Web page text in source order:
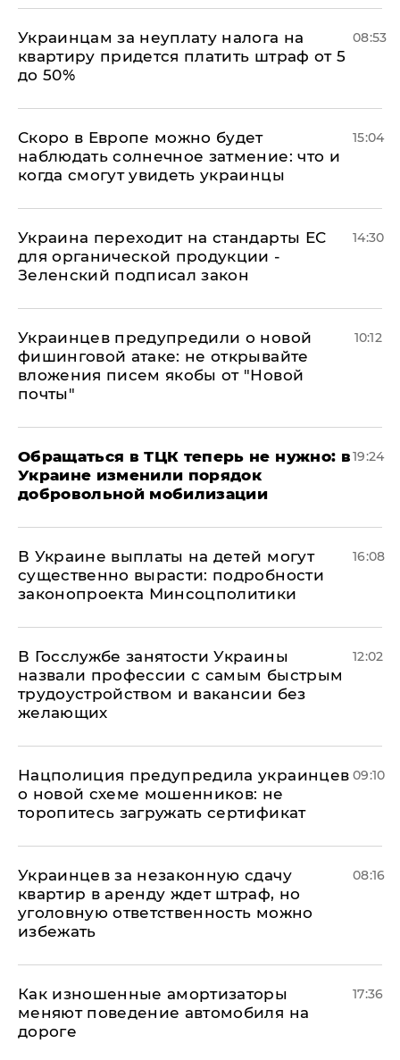
Украинцам за неуплату налога на
квартиру придется платить штраф от 5
до 50%
08:53
Скоро в Европе можно будет
наблюдать солнечное затмение: что и
когда смогут увидеть украинцы
15:04
Украина переходит на стандарты ЕС
для органической продукции -
Зеленский подписал закон
14:30
Украинцев предупредили о новой
фишинговой атаке: не открывайте
вложения писем якобы от "Новой
почты"
10:12
Обращаться в ТЦК теперь не нужно: в
Украине изменили порядок
добровольной мобилизации
19:24
В Украине выплаты на детей могут
существенно вырасти: подробности
законопроекта Минсоцполитики
16:08
В Госслужбе занятости Украины
назвали профессии с самым быстрым
трудоустройством и вакансии без
желающих
12:02
Нацполиция предупредила украинцев
о новой схеме мошенников: не
торопитесь загружать сертификат
09:10
Украинцев за незаконную сдачу
квартир в аренду ждет штраф, но
уголовную ответственность можно
избежать
08:16
Как изношенные амортизаторы
меняют поведение автомобиля на
дороге
17:36